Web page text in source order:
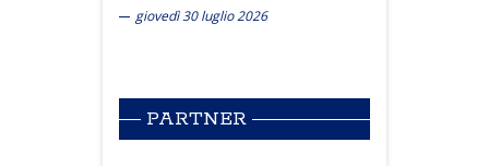
giovedì 30 luglio 2026
PARTNER